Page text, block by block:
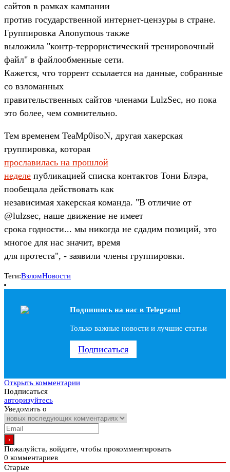
сайтов в рамках кампании
против государственной интернет-цензуры в стране.
Группировка Anonymous также
выложила "контр-террористический тренировочный
файл" в файлообменные сети.
Кажется, что торрент ссылается на данные, собранные
со взломанных
правительственных сайтов членами LulzSec, но пока
это более, чем сомнительно.
Тем временем TeaMp0isoN, другая хакерская
группировка, которая
прославилась на прошлой
неделе публикацией списка контактов Тони Блэра,
пообещала действовать как
независимая хакерская команда. "В отличие от
@lulzsec, наше движение не имеет
срока годности... мы никогда не сдадим позиций, это
многое для нас значит, время
для протеста", - заявили члены группировки.
Теги:ВзломНовости
Подпишись на наc в Telegram!
Только важные новости и лучшие статьи
Подписаться
Открыть комментарии
Подписаться
авторизуйтесь
Уведомить о
Пожалуйста, войдите, чтобы прокомментировать
0 комментариев
Старые